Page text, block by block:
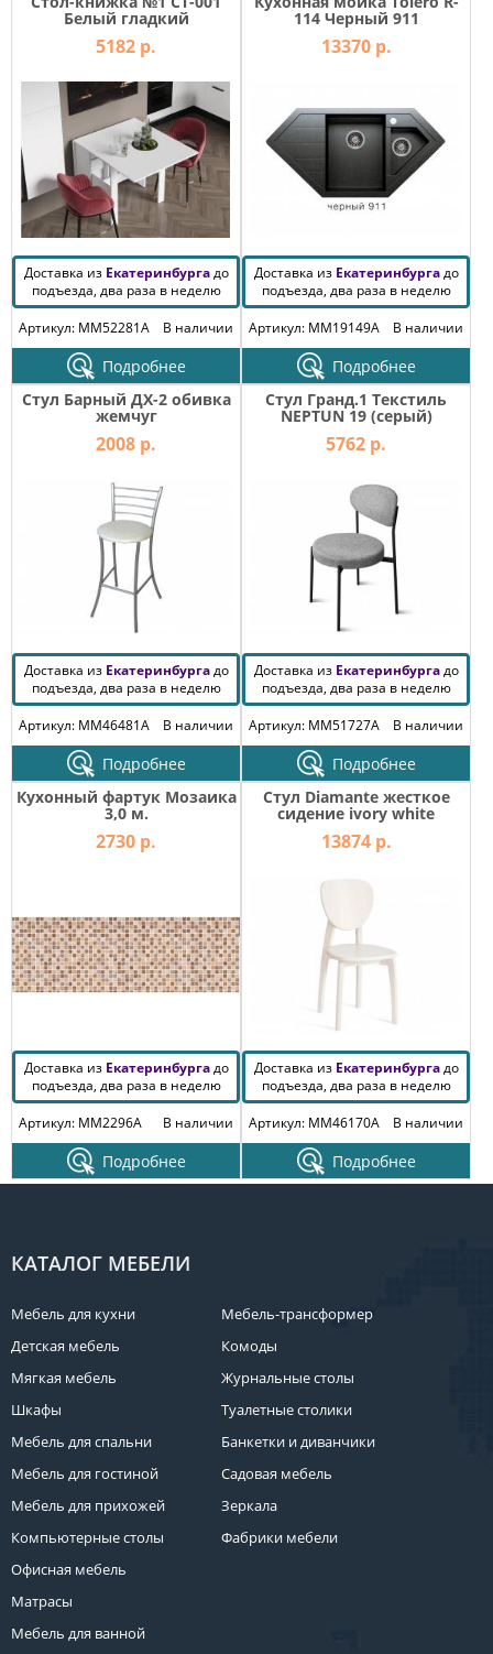
Белый гладкий
5182 р.
Доставка из Екатеринбургадо
подъезда, два раза в неделю
Артикул: MM52281A
В наличии
Подробнее
114 Черный 911
13370 р.
Доставка из Екатеринбургадо
подъезда, два раза в неделю
Артикул: MM19149A
В наличии
Подробнее
Стул Барный ДХ-2 обивка
жемчуг
2008 р.
Доставка из Екатеринбургадо
подъезда, два раза в неделю
Артикул: MM46481A
В наличии
Подробнее
Стул Гранд.1 Текстиль
NEPTUN 19 (серый)
5762 р.
Доставка из Екатеринбургадо
подъезда, два раза в неделю
Артикул: MM51727A
В наличии
Подробнее
Кухонный фартук Мозаика
3,0 м.
2730 р.
Доставка из Екатеринбургадо
подъезда, два раза в неделю
Артикул: MM2296A
В наличии
Подробнее
Стул Diamante жесткое
сидение ivory white
13874 р.
Доставка из Екатеринбургадо
подъезда, два раза в неделю
Артикул: MM46170A
В наличии
Подробнее
КАТАЛОГ МЕБЕЛИ
Мебель для кухни
Детская мебель
Мягкая мебель
Шкафы
Мебель для спальни
Мебель для гостиной
Мебель для прихожей
Компьютерные столы
Офисная мебель
Матрасы
Мебель для ванной
Мебель-трансформер
Комоды
Журнальные столы
Туалетные столики
Банкетки и диванчики
Садовая мебель
Зеркала
Фабрики мебели